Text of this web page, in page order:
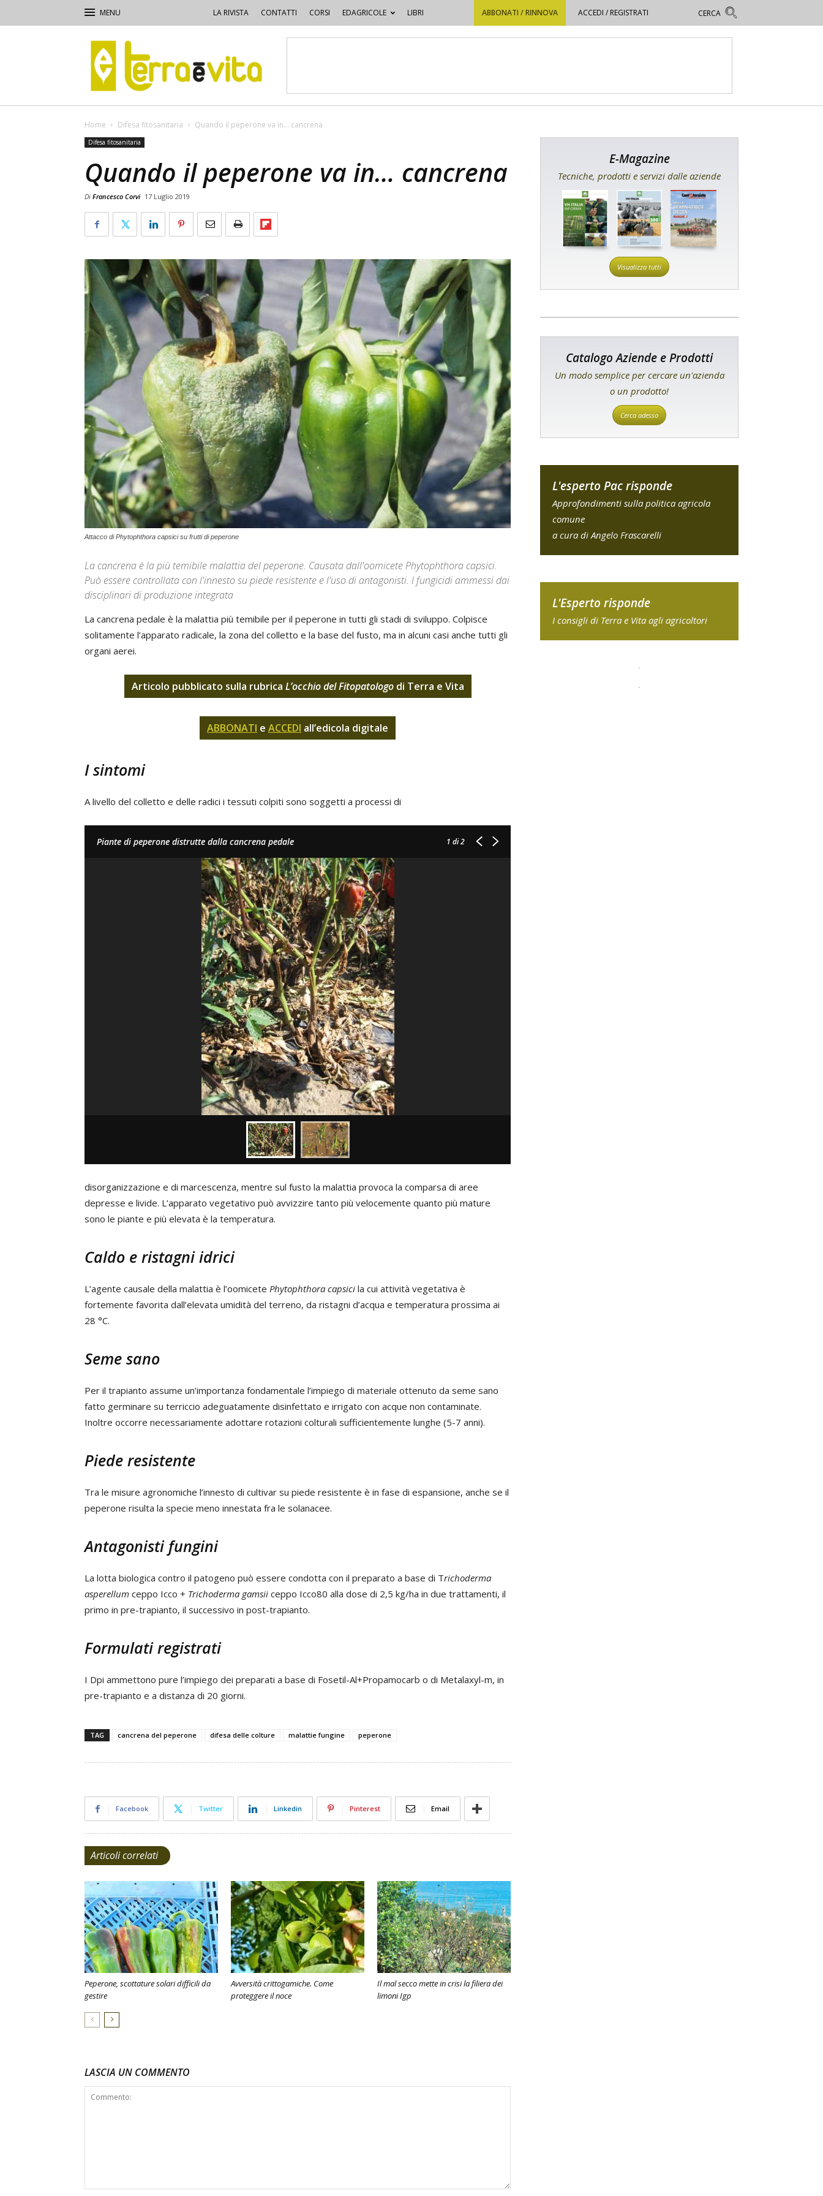
LA RIVISTA CONTATTI CORSI EDAGRICOLE LIBRI ABBONATI / RINNOVA ACCEDI / REGISTRATI
Terra
e
Vita
Home Difesa fitosanitaria Quando il peperone va in… cancrena
Difesa fitosanitaria
Quando il peperone va in… cancrena
Di Francesco Corvi 17 Luglio 2019
Attacco di Phytophthora capsici su frutti di peperone
La cancrena è la più temibile malattia del peperone. Causata dall'oomicete Phytophthora capsici.
Può essere controllata con l'innesto su piede resistente e l'uso di antagonisti. I fungicidi ammessi dai
disciplinari di produzione integrata
La cancrena pedale è la malattia più temibile per il peperone in tutti gli stadi di sviluppo. Colpisce
solitamente l’apparato radicale, la zona del colletto e la base del fusto, ma in alcuni casi anche tutti gli
organi aerei.
Articolo pubblicato sulla rubrica L’occhio del Fitopatologodi Terra e Vita
ABBONATI e ACCEDI all’edicola digitale
I sintomi
A livello del colletto e delle radici i tessuti colpiti sono soggetti a processi di
Piante di peperone distrutte dalla cancrena pedale 1 di 2
disorganizzazione e di marcescenza, mentre sul fusto la malattia provoca la comparsa di aree
depresse e livide. L’apparato vegetativo può avvizzire tanto più velocemente quanto più mature
sono le piante e più elevata è la temperatura.
Caldo e ristagni idrici
L’agente causale della malattia è l’oomicete Phytophthora capsici la cui attività vegetativa è
fortemente favorita dall’elevata umidità del terreno, da ristagni d’acqua e temperatura prossima ai
28 °C.
Seme sano
Per il trapianto assume un’importanza fondamentale l’impiego di materiale ottenuto da seme sano
fatto germinare su terriccio adeguatamente disinfettato e irrigato con acque non contaminate.
Inoltre occorre necessariamente adottare rotazioni colturali sufficientemente lunghe (5-7 anni).
Piede resistente
Tra le misure agronomiche l’innesto di cultivar su piede resistente è in fase di espansione, anche se il
peperone risulta la specie meno innestata fra le solanacee.
Antagonisti fungini
La lotta biologica contro il patogeno può essere condotta con il preparato a base di Trichoderma
asperellum ceppo Icco + Trichoderma gamsii ceppo Icco80 alla dose di 2,5 kg/ha in due trattamenti, il
primo in pre-trapianto, il successivo in post-trapianto.
Formulati registrati
I Dpi ammettono pure l’impiego dei preparati a base di Fosetil-Al+Propamocarb o di Metalaxyl-m, in
pre-trapianto e a distanza di 20 giorni.
TAG cancrena del peperone difesa delle colture malattie fungine peperone
Facebook Twitter Linkedin Pinterest Email
Articoli correlati
Peperone, scottature solari difficili da
gestire
Avversità crittogamiche. Come
proteggere il noce
Il mal secco mette in crisi la filiera dei
limoni Igp
LASCIA UN COMMENTO
E-Magazine
Tecniche, prodotti e servizi dalle aziende
Visualizza tutti
Catalogo Aziende e Prodotti
Un modo semplice per cercare un'azienda
o un prodotto!
Cerca adesso
L'esperto Pac risponde
Approfondimenti sulla politica agricola
comune
a cura di Angelo Frascarelli
L'Esperto risponde
I consigli di Terra e Vita agli agricoltori